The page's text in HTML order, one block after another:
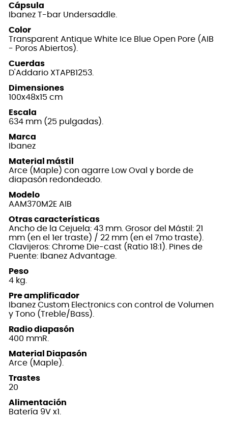
Cápsula
Ibanez T-bar Undersaddle.
Color
Transparent Antique White Ice Blue Open Pore (AIB
- Poros Abiertos).
Cuerdas
D'Addario XTAPB1253.
Dimensiones
100x48x15 cm
Escala
634 mm (25 pulgadas).
Marca
Ibanez
Material mástil
Arce (Maple) con agarre Low Oval y borde de
diapasón redondeado.
Modelo
AAM370M2E AIB
Otras características
Ancho de la Cejuela: 43 mm. Grosor del Mástil: 21
mm (en el 1er traste) / 22 mm (en el 7mo traste).
Clavijeros: Chrome Die-cast (Ratio 18:1). Pines de
Puente: Ibanez Advantage.
Peso
4 kg.
Pre amplificador
Ibanez Custom Electronics con control de Volumen
y Tono (Treble/Bass).
Radio diapasón
400 mmR.
Material Diapasón
Arce (Maple).
Trastes
20
Alimentación
Batería 9V x1.